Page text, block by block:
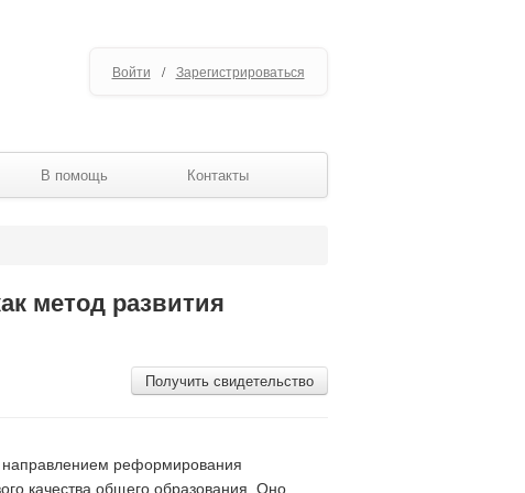
Войти / Зарегистрироваться
В помощь Контакты
метод развития
Получить свидетельство
направлением реформирования
качества общего образования. Оно